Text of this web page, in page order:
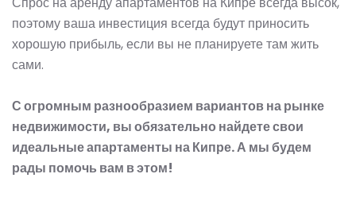
поэтому ваша инвестиция всегда будут приносить
хорошую прибыль, если вы не планируете там жить
сами.
С огромным разнообразием вариантов на рынке
недвижимости, вы обязательно найдете свои
идеальные апартаменты на Кипре. А мы будем
рады помочь вам в этом!